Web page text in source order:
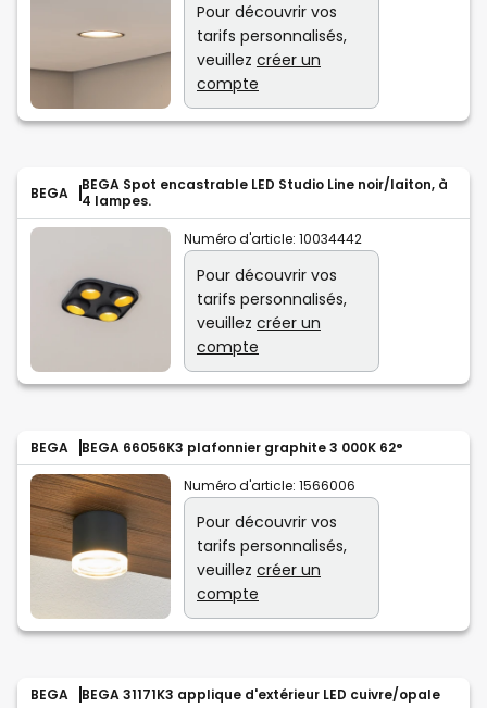
Pour découvrir vos
tarifs personnalisés,
veuillez créer un
compte
BEGA
BEGA Spot encastrable LED Studio Line noir/laiton, à
4 lampes.
Numéro d'article: 10034442
Pour découvrir vos
tarifs personnalisés,
veuillez créer un
compte
BEGA BEGA 66056K3 plafonnier graphite 3 000K 62°
Numéro d'article: 1566006
Pour découvrir vos
tarifs personnalisés,
veuillez créer un
compte
BEGA BEGA 31171K3 applique d'extérieur LED cuivre/opale